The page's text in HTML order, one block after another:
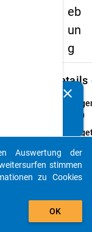
eb
un
g
Details
44.0
clear
auto_stories
add_shopping_cart
Auswertung der
stimmen
zu Cookies
OK